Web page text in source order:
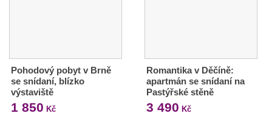
Pohodový pobyt v Brně
se snídaní, blízko
výstaviště
1 850 Kč
Romantika v Děčíně:
apartmán se snídaní na
Pastýřské stěně
3 490 Kč